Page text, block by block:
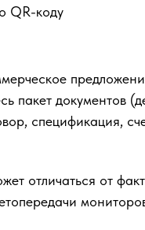
QR-коду
пакет документов
спецификация,
отличаться от